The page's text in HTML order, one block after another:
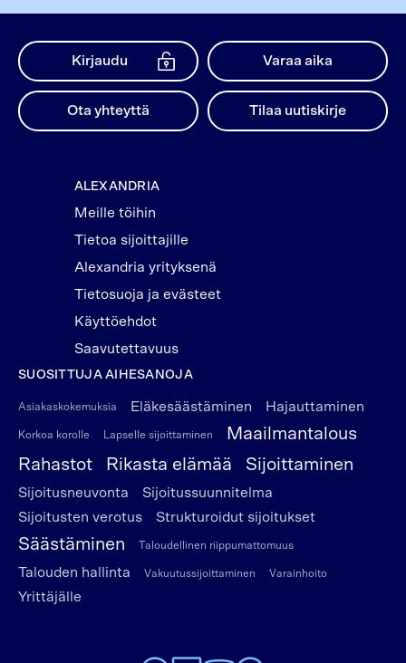
Kirjaudu Varaa aika
Ota yhteyttä Tilaa uutiskirje
ALEXANDRIA
Meille töihin
Tietoa sijoittajille
Alexandria yrityksenä
Tietosuoja ja evästeet
Käyttöehdot
Saavutettavuus
SUOSITTUJA AIHESANOJA
Asiakaskokemuksia Eläkesäästäminen Hajauttaminen
Korkoa korolle Lapselle sijoittaminen
Maailmantalous
Rahastot
Rikasta elämää Sijoittaminen
Sijoitusneuvonta
Sijoitussuunnitelma
Sijoitusten verotus
Strukturoidut sijoitukset
Säästäminen Taloudellinen riippumattomuus
Talouden hallinta Vakuutussijoittaminen Varainhoito
Yrittäjälle